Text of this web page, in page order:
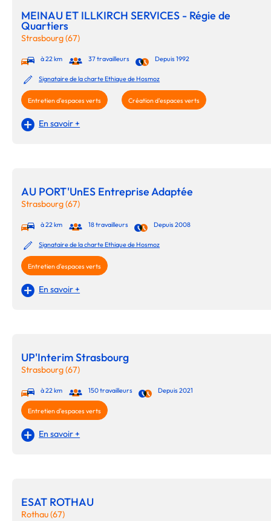
MEINAU ET ILLKIRCH SERVICES - Régie de
Quartiers
Strasbourg (67)
à 22 km 37 travailleurs Depuis 1992
Signataire de la charte Ethique de Hosmoz
Entretien d'espaces verts Création d'espaces verts
En savoir +
AU PORT'UnES Entreprise Adaptée
Strasbourg (67)
à 22 km 18 travailleurs Depuis 2008
Signataire de la charte Ethique de Hosmoz
Entretien d'espaces verts
En savoir +
UP'Interim Strasbourg
Strasbourg (67)
à 22 km 150 travailleurs Depuis 2021
Entretien d'espaces verts
En savoir +
ESAT ROTHAU
Rothau (67)